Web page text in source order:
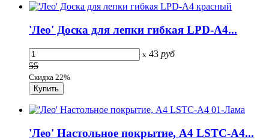
'Лео' Доска для лепки гибкая LPD-A4...
x 43 руб
55
Скидка 22%
'Лео' Настольное покрытие, А4 LSTC-A4...